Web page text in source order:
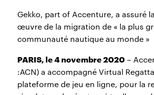
Gekko, part of Accenture, a assuré
œuvre de la migration de « la plus
communauté nautique au monde »
PARIS, le 4 novembre 2020–
:ACN) a accompagné Virtual
plateforme de jeu en ligne, pour la